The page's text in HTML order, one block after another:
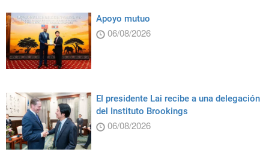
Apoyo mutuo
06/08/2026
El presidente Lai recibe a una delegación
del Instituto Brookings
06/08/2026